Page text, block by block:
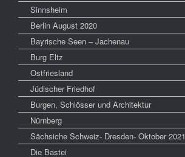
Sinnsheim
Berlin August 2020
Bayrische Seen – Jachenau
Burg Eltz
Ostfriesland
Jüdischer Friedhof
Burgen, Schlösser und Architektur
Nürnberg
Sächsiche Schweiz- Dresden- Oktober 2021
Die Bastei